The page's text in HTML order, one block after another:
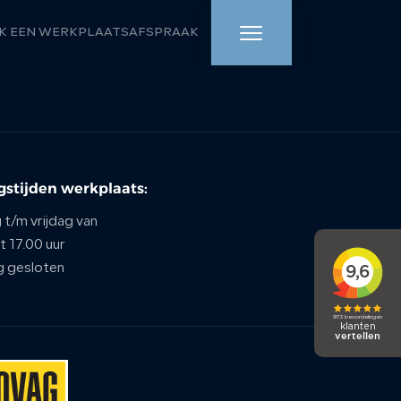
EEN WERKPLAATSAFSPRAAK
WERKPLAATS
werkplaats:
t/m vrijdag van
17.00 uur
gesloten